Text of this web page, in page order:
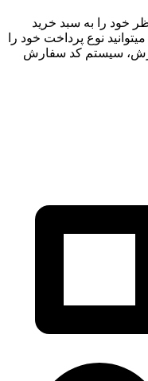
خود را به سبد خرید
نوع پرداخت خود را
سیستم کد سفارش